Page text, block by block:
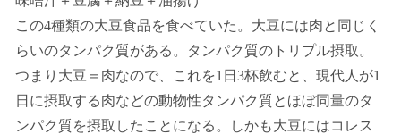
この4種類の大豆食品を食べていた。大豆には肉と同じく
らいのタンパク質がある。タンパク質のトリプル摂取。
つまり大豆＝肉なので、これを1日3杯飲むと、現代人が1
日に摂取する肉などの動物性タンパク質とほぼ同量のタ
ンパク質を摂取したことになる。しかも大豆にはコレス